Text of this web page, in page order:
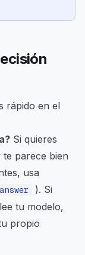
rápido en el
Si quieres
te parece bien
usa
). Si
tu modelo,
propio